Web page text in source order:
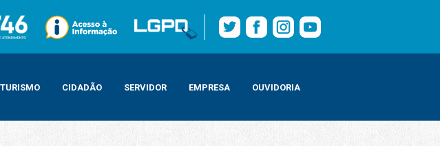
TURISMO CIDADÃO SERVIDOR EMPRESA OUVIDORIA